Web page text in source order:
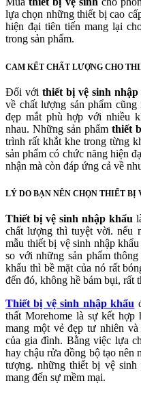
lựa chọn những thiết bị cao
hiện đại tiên tiến mang lại
trong sản phẩm.
CAM KẾT CHẤT LƯỢNG CHO
Đối vớithiết bị vệ sinh
về chất lượng sản phẩm
đẹp mắt phù hợp với nhiều
nhau. Những sản phẩm thiết
trình rất khắt khe trong từng
sản phẩm có chức năng hiện
nhận mà còn đáp ứng cả về
LÝ DO BẠN NÊN CHỌN THIẾT BỊ
Thiết bị vệ sinh nhập khẩu
chất lượng thì tuyệt vời. nếu
mẫu thiết bị vệ sinh nhập
so với những sản phẩm
khẩu thì bề mặt của nó rất
đến đó, không hề bám bụi, rất
Thiết bị vệ sinh nhập khẩu
thất Morehome là sự kết
mang một vẻ đẹp tư nhiên
của gia đình. Bằng việc lựa
hay chậu rửa đồng bộ tạo nên
tượng. những thiết bị vệ
mang đến sự mềm mại.